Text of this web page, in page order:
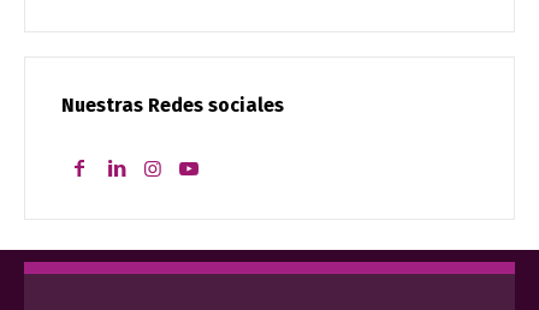
Nuestras Redes sociales